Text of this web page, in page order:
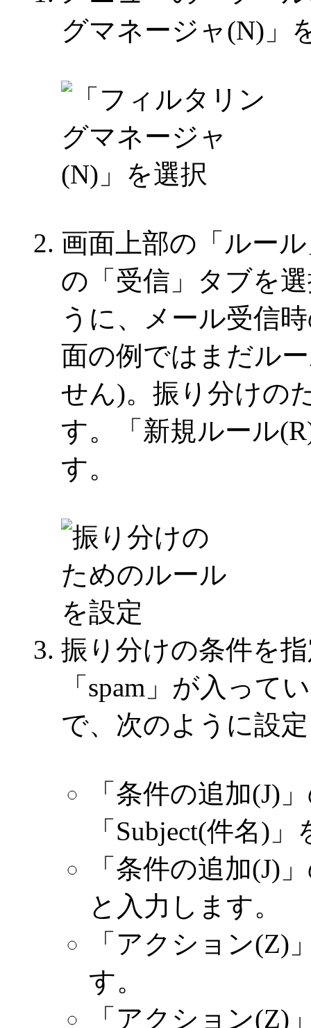
グマネージャ(N)」
画面上部の「ルー
の「受信」タブを
うに、メール受信
面の例ではまだル
せん)。振り分けの
す。「新規ルール
す。
振り分けの条件を
「spam」が入って
で、次のように設
「条件の追加(J)
「Subject(件名)
「条件の追加(J)
と入力します。
「アクション(Z)
す。
「アクション(Z)